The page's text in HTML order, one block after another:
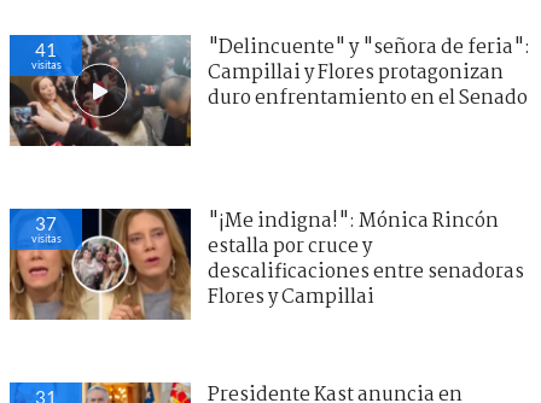
41
visitas
"Delincuente" y "señora de feria":
Campillai y Flores protagonizan
duro enfrentamiento en el Senado
37
visitas
"¡Me indigna!": Mónica Rincón
estalla por cruce y
descalificaciones entre senadoras
Flores y Campillai
31
Presidente Kast anuncia en